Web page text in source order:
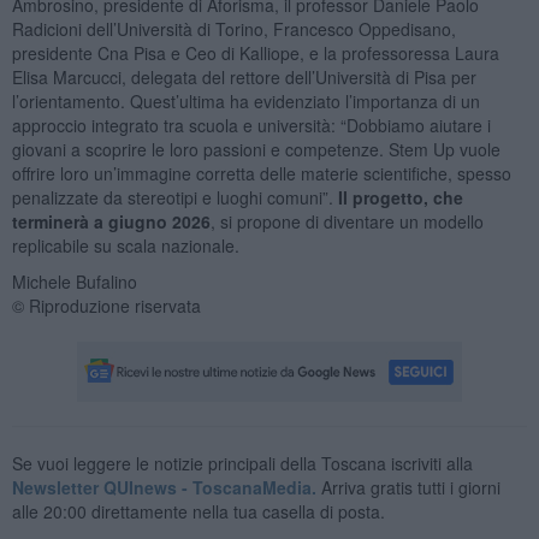
Radicioni dell’Università di Torino, Francesco Oppedisano,
presidente Cna Pisa e Ceo di Kalliope, e la professoressa Laura
Elisa Marcucci, delegata del rettore dell’Università di Pisa per
l’orientamento. Quest’ultima ha evidenziato l’importanza di un
approccio integrato tra scuola e università: “Dobbiamo aiutare i
giovani a scoprire le loro passioni e competenze. Stem Up vuole
offrire loro un’immagine corretta delle materie scientifiche, spesso
penalizzate da stereotipi e luoghi comuni”. Il progetto, che
terminerà a giugno 2026 , si propone di diventare un modello
replicabile su scala nazionale.
Michele Bufalino
© Riproduzione riservata
Se vuoi leggere le notizie principali della Toscana iscriviti alla
Newsletter QUInews - ToscanaMedia. Arriva gratis tutti i giorni
alle 20:00 direttamente nella tua casella di posta.